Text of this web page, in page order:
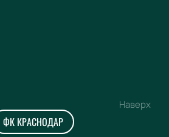
Наверх
ФК КРАСНОДАР